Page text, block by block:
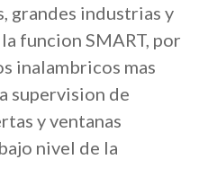
grandes industrias y
funcion SMART, por
inalambricos mas
supervision de
y ventanas
nivel de la